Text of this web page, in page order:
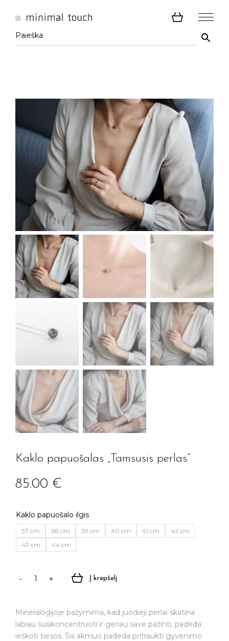
Kaklo papuošalas „Tamsusis perlas”
85.00 €
Kaklo papuošalo ilgis
37 cm 38 cm 39 cm 40 cm 41 cm
42 cm
43 cm
44 cm
produkto
papuošalas
"Tamsusis
Į krepšelį
Mineralogijoje pažymima, kad juodieji perlai skatina
labiau susikoncentruoti ir geriau save pažinti, padeda
ieškoti tiesos. Šis akmuo padeda pritraukti gyvenimo